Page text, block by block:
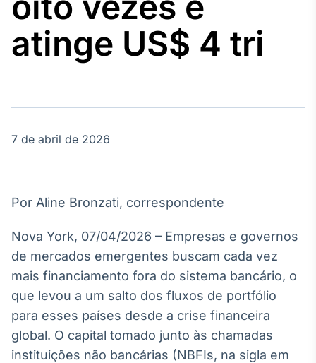
Agro
Tudo sobre o
agronegócio
Broadcast
Broadcast
Energia
O setor de
energia elétrica
no Brasil
Broadcast
White Label
Plataforma para
atinge US$ 4 tri
7 de abril de 2026
Por Aline Bronzati, correspondente
Nova York, 07/04/2026 – Empresas e governos
de mercados emergentes buscam cada vez
mais financiamento fora do sistema bancário, o
que levou a um salto dos fluxos de portfólio
para esses países desde a crise financeira
global. O capital tomado junto às chamadas
instituições não bancárias (NBFIs, na sigla em